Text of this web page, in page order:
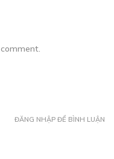
ĐĂNG NHẬP ĐỂ BÌNH LUẬN